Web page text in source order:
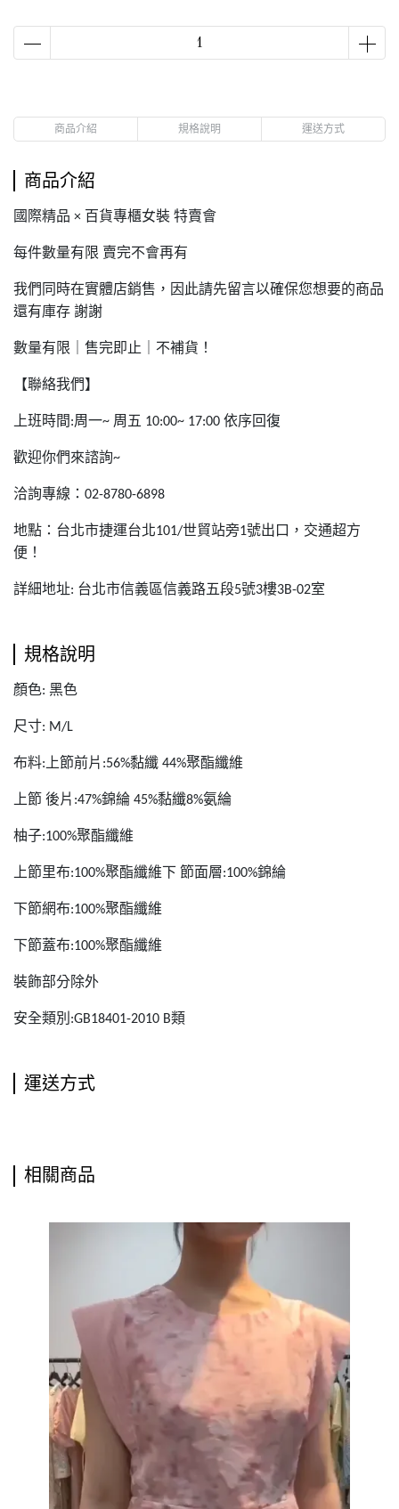
商品介紹 規格說明 運送方式
商品介紹
國際精品 × 百貨專櫃女裝 特賣會
每件數量有限 賣完不會再有
我們同時在實體店銷售，因此請先留言以確保您想要的商品
還有庫存 謝謝
數量有限｜售完即止｜不補貨！
【聯絡我們】
上班時間:周一~ 周五 10:00~ 17:00 依序回復
歡迎你們來諮詢~
洽詢專線： 02-8780-6898
地點：台北市捷運台北101/世貿站旁1號出口，交通超方
便！
詳細地址: 台北市信義區信義路五段5號3樓3B-02室
規格說明
顏色: 黑色
尺寸: M/L
布料:上節前片:56%黏纖 44%聚酯纖維
上節 後片:47%錦綸 45%黏纖8%氨綸
柚子:100%聚酯纖維
上節里布:100%聚酯纖維下 節面層:100%錦綸
下節網布:100%聚酯纖維
下節蓋布:100%聚酯纖維
裝飾部分除外
安全類別:GB18401-2010 B類
運送方式
相關商品